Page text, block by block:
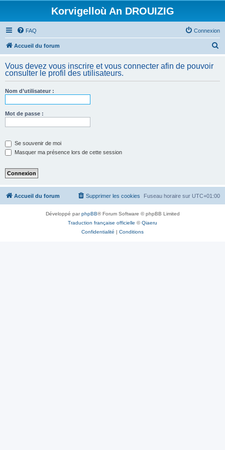
Korvigelloù An DROUIZIG
FAQ Connexion
Accueil du forum
h
Vous devez vous inscrire et vous connecter afin de pouvoir
consulter le profil des utilisateurs.
Nom d’utilisateur :
Mot de passe :
Se souvenir de moi
Masquer ma présence lors de cette session
Accueil du forum Fuseau horaire sur UTC+01:00
Supprimer les cookies
Développé parphpBB® Forum Software © phpBB Limited
Traduction française officielle ©Qiaeru
Confidentialité | Conditions